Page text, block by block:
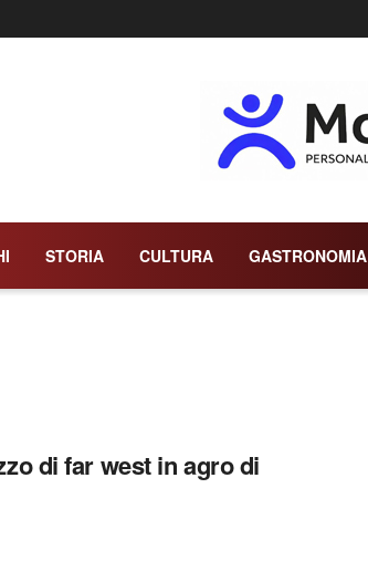
STORIA CULTURA GASTRONOMIA
di far west in agro di